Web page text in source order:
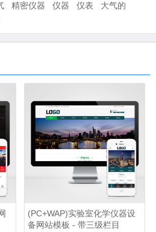
精密仪器 仪器 仪表
大气的
(PC+WAP)实验室化学仪器设
备网站模板 - 带三级栏目